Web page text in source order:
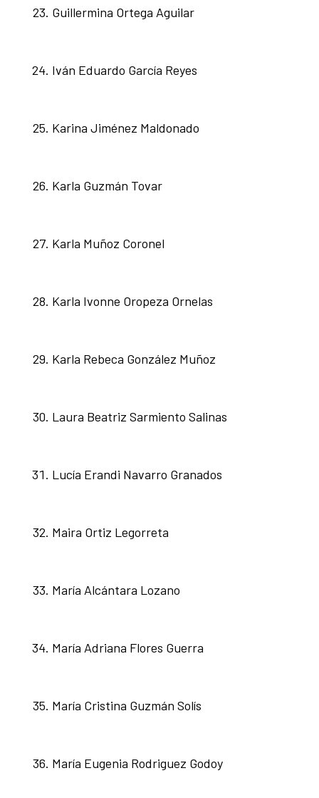
Guillermina Ortega Aguilar
Iván Eduardo García Reyes
Karina Jiménez Maldonado
Karla Guzmán Tovar
Karla Muñoz Coronel
Karla Ivonne Oropeza Ornelas
Karla Rebeca González Muñoz
Laura Beatriz Sarmiento Salinas
Lucía Erandi Navarro Granados
Maira Ortiz Legorreta
María Alcántara Lozano
María Adriana Flores Guerra
María Cristina Guzmán Solís
María Eugenia Rodriguez Godoy